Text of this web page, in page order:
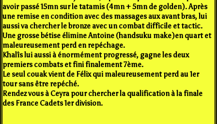
avoir passé 15mn sur le tatamis (4mn + 5mn de golden). Après
une remise en condition avec des massages aux avant bras, lui
aussi va chercher le bronze avec un combat difficile et tactic.
Une grosse bétise élimine Antoine (handsuku make)en quart et
maleureusement perd en repéchage.
Khalîs lui aussi à énormément progressé, gagne les deux
premiers combats et fini finalement 7ème.
Le seul couak vient de Félix qui maleureusement perd au 1er
tour sans être repéché.
Rendez vous à Ceyra pour chercher la qualification à la finale
des France Cadets 1er division.